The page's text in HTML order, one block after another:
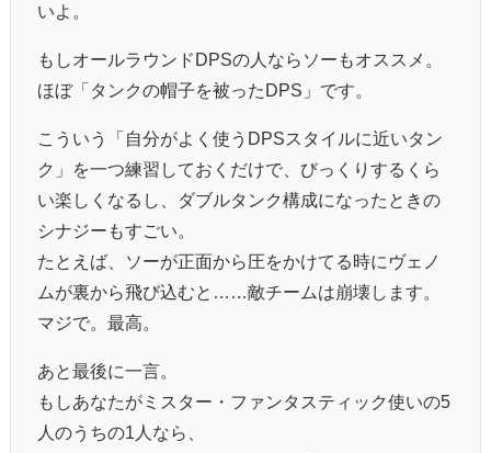
いよ。
もしオールラウンドDPSの人ならソーもオススメ。
ほぼ「タンクの帽子を被ったDPS」です。
こういう「自分がよく使うDPSスタイルに近いタン
ク」を一つ練習しておくだけで、びっくりするくら
い楽しくなるし、ダブルタンク構成になったときの
シナジーもすごい。
たとえば、ソーが正面から圧をかけてる時にヴェノ
ムが裏から飛び込むと……敵チームは崩壊します。
マジで。最高。
あと最後に一言。
もしあなたがミスター・ファンタスティック使いの5
人のうちの1人なら、